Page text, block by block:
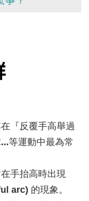
『 反覆手高舉過
...等運動中最為常
手抬高時出現
arc) 的現象。